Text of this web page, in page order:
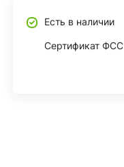
Есть в наличии
Сертификат ФСС